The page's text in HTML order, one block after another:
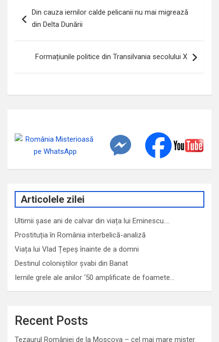
în
Din cauza iernilor calde pelicanii nu mai migrează
din Delta Dunării
Formațiunile politice din Transilvania secolului X
Articolele zilei
Ultimii șase ani de calvar din viața lui Eminescu.…
Prostituția în România interbelică-analiză
Viața lui Vlad Țepeș înainte de a domni
Destinul coloniștilor șvabi din Banat
Iernile grele ale anilor ‘50 amplificate de foamete…
Recent Posts
Tezaurul României de la Moscova – cel mai mare mister